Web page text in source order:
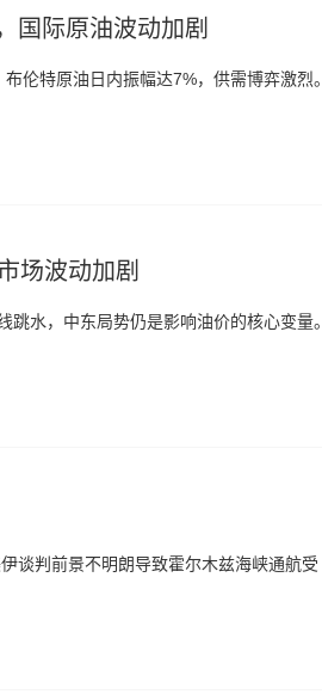
国际原油波动加剧
伦特原油日内振幅达7%，供需博弈激烈。
场波动加剧
水，中东局势仍是影响油价的核心变量。
谈判前景不明朗导致霍尔木兹海峡通航受